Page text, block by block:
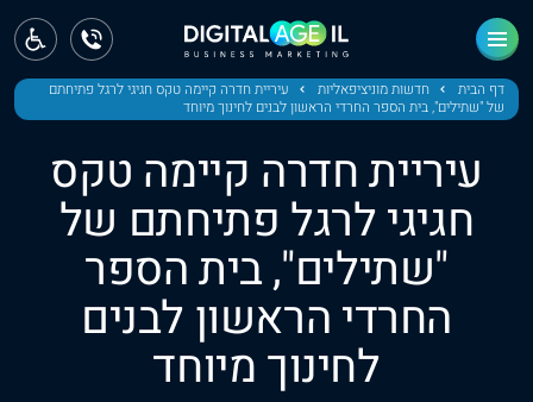
דף הבית חדשות מוניציפאליות
עיריית חדרה קיימה טקס חגיגי לרגל פתיחתם
של "שתילים", בית הספר החרדי הראשון לבנים לחינוך מיוחד
עיריית חדרה קיימה טקס
חגיגי לרגל פתיחתם של
"שתילים", בית הספר
החרדי הראשון לבנים
לחינוך מיוחד
ראשי
חדשות
מחוז חיפה
מחוז מרכז
מחוז דרום
ירושלים